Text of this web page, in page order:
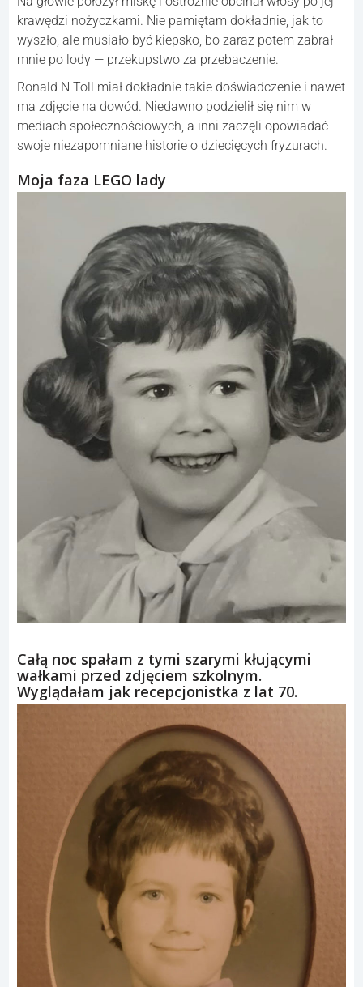
krawędzi nożyczkami. Nie pamiętam dokładnie, jak to
wyszło, ale musiało być kiepsko, bo zaraz potem zabrał
mnie po lody — przekupstwo za przebaczenie.
Ronald N Toll miał dokładnie takie doświadczenie i nawet
ma zdjęcie na dowód. Niedawno podzielił się nim w
mediach społecznościowych, a inni zaczęli opowiadać
swoje niezapomniane historie o dziecięcych fryzurach.
Moja faza LEGO lady
Całą noc spałam z tymi szarymi kłującymi
wałkami przed zdjęciem szkolnym.
Wyglądałam jak recepcjonistka z lat 70.